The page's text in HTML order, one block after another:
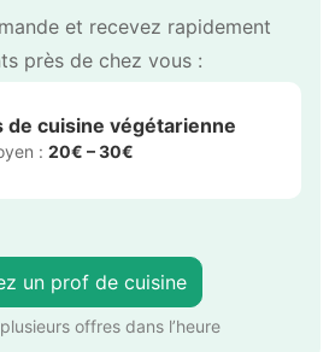
et recevez rapidement
près de chez vous :
de cuisine végétarienne
: 20€ – 30€
un prof de cuisine
offres dans l’heure